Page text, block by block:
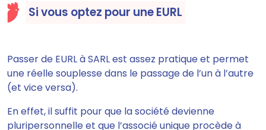
Si vous optez pour une EURL
Passer de EURL à SARL est assez pratique et permet
une réelle souplesse dans le passage de l’un à l’autre
(et vice versa).
En effet, il suffit pour que la société devienne
pluripersonnelle et que l’associé unique procède à